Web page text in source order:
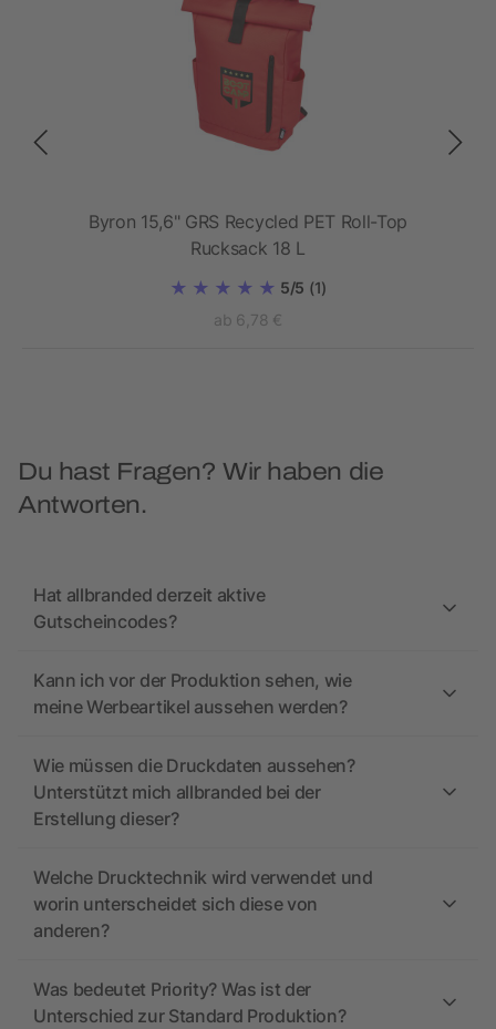
Byron 15,6" GRS Recycled PET Roll-Top
Rucksack 18 L
5/5 (1)
ab 6,78 €
Du hast Fragen? Wir haben die
Antworten.
Hat allbranded derzeit aktive
Gutscheincodes?
Kann ich vor der Produktion sehen, wie
meine Werbeartikel aussehen werden?
Wie müssen die Druckdaten aussehen?
Unterstützt mich allbranded bei der
Erstellung dieser?
Welche Drucktechnik wird verwendet und
worin unterscheidet sich diese von
anderen?
Was bedeutet Priority? Was ist der
Unterschied zur Standard Produktion?